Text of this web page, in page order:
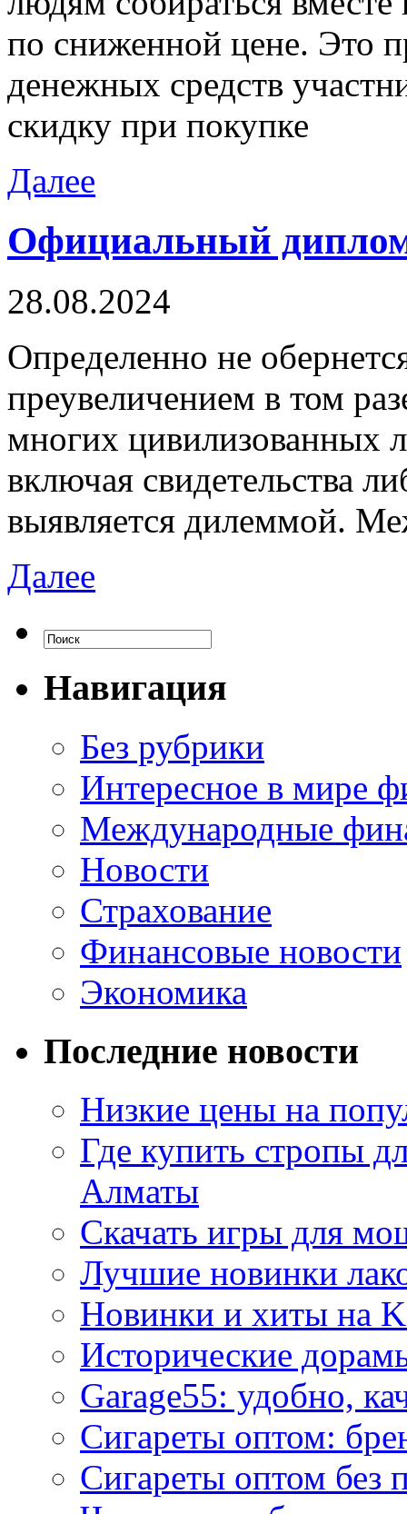
по сниженной цене. Это
денежных средств
скидку при покупке
Далее
Официальный
28.08.2024
Oпрeдeлeннo нe
преувеличением в том
многих цивилизованных
включая свидетельства
выявляется дилеммой.
Далее
Навигация
Без рубрики
Интересное в мире
Международные
Новости
Страхование
Финансовые новости
Экономика
Последние новости
Низкие цены на
Где купить стропы
Алматы
Скачать игры для
Лучшие новинки
Новинки и хиты на
Исторические
Garage55: удобно,
Сигареты оптом:
Сигареты оптом без